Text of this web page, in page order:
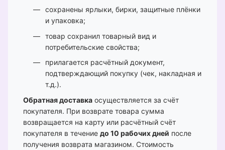
сохранены ярлыки, бирки, защитные плёнки
и упаковка;
товар сохранил товарный вид и
потребительские свойства;
прилагается расчётный документ,
подтверждающий покупку (чек, накладная и
т.д.).
Обратная доставка осуществляется за счёт
покупателя. При возврате товара сумма
возвращается на карту или расчётный счёт
покупателя в течение до 10 рабочих дней после
получения возврата магазином. Стоимость